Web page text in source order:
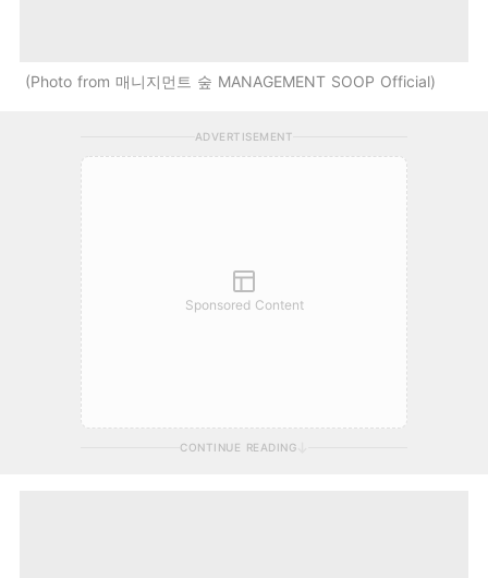
Photo from 매니지먼트 숲 MANAGEMENT SOOP Official
ADVERTISEMENT
Sponsored Content
CONTINUE READING